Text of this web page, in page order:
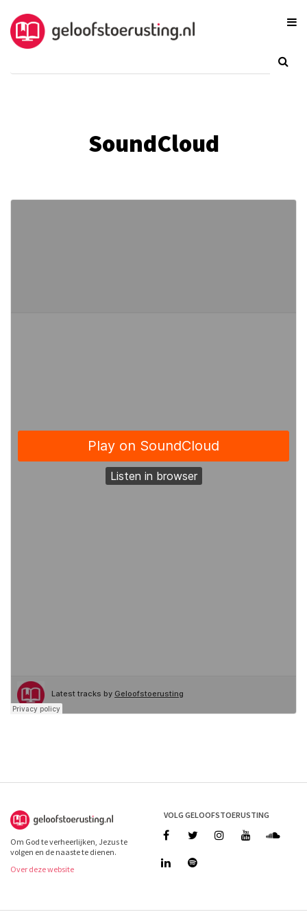
SoundCloud
Om God te verheerlijken, Jezus te
volgen en de naaste te dienen.
Over deze website
VOLG GELOOFSTOERUSTING